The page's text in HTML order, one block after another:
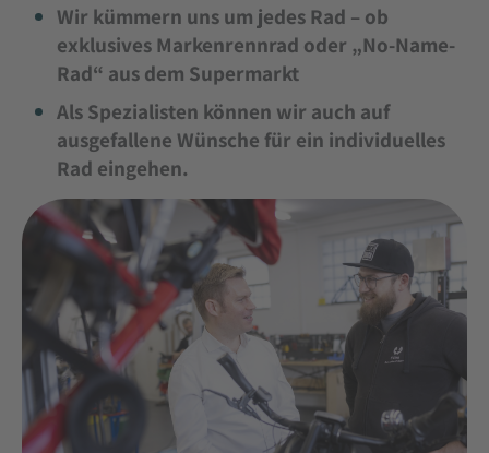
Wir kümmern uns um jedes Rad – ob
exklusives Markenrennrad oder „No-Name-
Rad“ aus dem Supermarkt
Als Spezialisten können wir auch auf
ausgefallene Wünsche für ein individuelles
Rad eingehen.